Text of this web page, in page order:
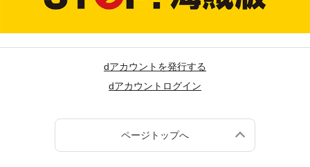
dアカウントを発行する
dアカウントログイン
ページトップへ